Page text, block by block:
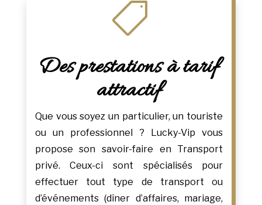

Des prestations à tarif
attractif
Que vous soyez un particulier, un touriste
ou un professionnel ? Lucky-Vip vous
propose son savoir-faire en Transport
privé. Ceux-ci sont spécialisés pour
effectuer tout type de transport ou
d’événements (dîner d’affaires, mariage,